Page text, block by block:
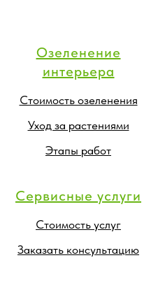
Озеленение
интерьера
Стоимость озеленения
Уход за растениями
Этапы работ
Сервисные услуги
Стоимость услуг
Заказать консультацию